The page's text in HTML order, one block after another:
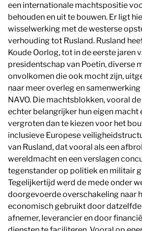
een internationale machtspositie
behouden en uit te bouwen. Er ligt
wisselwerking met de westerse
verhouding tot Rusland. Rusland
Koude Oorlog, tot in de eerste jaren
presidentschap van Poetin, diverse
onvolkomen die ook mocht zijn,
naar meer overleg en
NAVO. Die machtsblokken, vooral
echter belangrijker hun eigen macht
vergroten dan te kiezen voor het
inclusieve Europese
van Rusland, dat vooral als een
wereldmacht en een verslagen
tegenstander op politiek en militair
Tegelijkertijd werd de mede onder
doorgevoerde overschakeling naar
economisch gebruikt door datzelfde
afnemer, leverancier en door